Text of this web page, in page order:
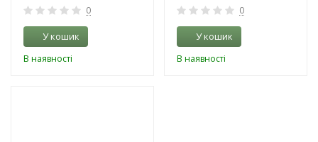
0
У кошик
В наявності
0
У кошик
В наявності